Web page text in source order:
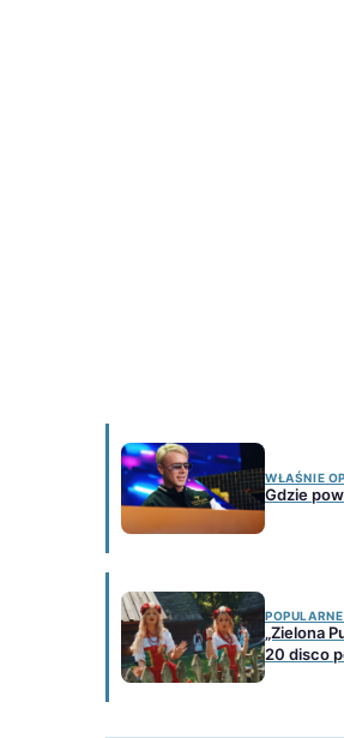
WŁAŚNIE
Gdzie
„Zielona
20 disco